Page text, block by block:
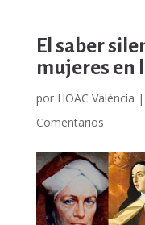
El saber
mujeres en
por HOAC València |
Comentarios